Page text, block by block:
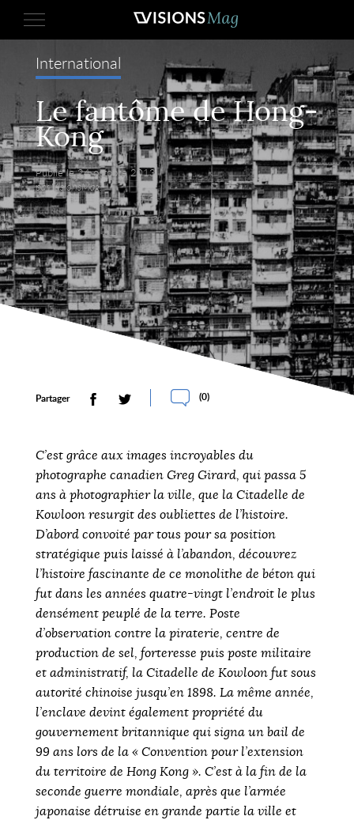
International
Le fantôme de Hong-
Kong
Publié le 24 octobre 2013,
par VisionsMag.
Partager (0)
C’est grâce aux images incroyables du
photographe canadien Greg Girard, qui passa 5
ans à photographier la ville, que la Citadelle de
Kowloon resurgit des oubliettes de l’histoire.
D’abord convoité par tous pour sa position
stratégique puis laissé à l’abandon, découvrez
l’histoire fascinante de ce monolithe de béton qui
fut dans les années quatre-vingt l’endroit le plus
densément peuplé de la terre. Poste
d’observation contre la piraterie, centre de
production de sel, forteresse puis poste militaire
et administratif, la Citadelle de Kowloon fut sous
autorité chinoise jusqu’en 1898. La même année,
l’enclave devint également propriété du
gouvernement britannique qui signa un bail de
99 ans lors de la « Convention pour l’extension
du territoire de Hong Kong ». C’est à la fin de la
seconde guerre mondiale, après que l’armée
japonaise détruise en grande partie la ville et